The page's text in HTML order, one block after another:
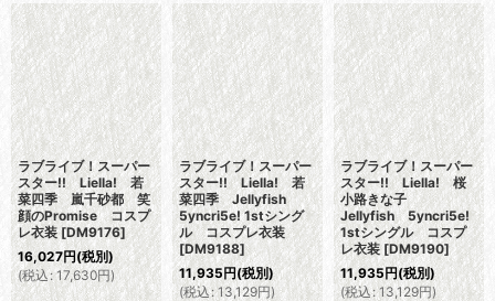
ラブライブ！スーパー
スター!! Liella! 若
菜四季 嵐千砂都 笑
顔のPromise コスプ
レ衣装 [DM9176]
16,027円(税別)
(税込: 17,630円)
ラブライブ！スーパー
スター!! Liella! 若
菜四季 Jellyfish
5yncri5e! 1stシング
ル コスプレ衣装
[DM9188]
11,935円(税別)
(税込: 13,129円)
ラブライブ！スーパー
スター!! Liella! 桜
小路きな子
Jellyfish 5yncri5e!
1stシングル コスプ
レ衣装 [DM9190]
11,935円(税別)
(税込: 13,129円)